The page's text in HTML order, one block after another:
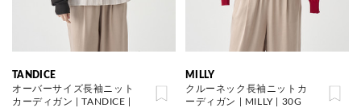
TANDICE
オーバーサイズ長袖ニット
カーディガン | TANDICE |
MILLY
クルーネック長袖ニットカ
ーディガン | MILLY | 30G